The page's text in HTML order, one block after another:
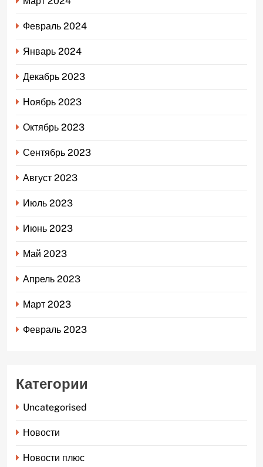
Февраль 2024
Январь 2024
Декабрь 2023
Ноябрь 2023
Октябрь 2023
Сентябрь 2023
Август 2023
Июль 2023
Июнь 2023
Май 2023
Апрель 2023
Март 2023
Февраль 2023
Категории
Uncategorised
Новости
Новости плюс